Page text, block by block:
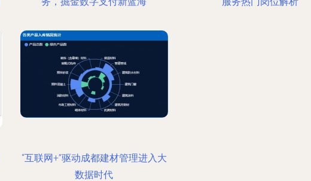
“互联网+”驱动成都建材管理进入大
数据时代